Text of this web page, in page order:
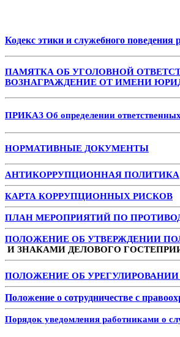
Кодекс этики и служебного поведения
ПАМЯТКА ОБ УГОЛОВНОЙ
ВОЗНАГРАЖДЕНИЕ ОТ ИМЕНИ
ПРИКАЗ Об определении
НОРМАТИВНЫЕ ДОКУМЕНТЫ
АНТИКОРРУПЦИОННАЯ ПОЛИТИКА
КАРТА КОРРУПЦИОННЫХ РИСКОВ
ПЛАН МЕРОПРИЯТИЙ ПО
ПОЛОЖЕНИЕ ОБ УТВЕРЖДЕНИИ
И ЗНАКАМИ ДЕЛОВОГО
ПОЛОЖЕНИЕ ОБ
Положение о сотрудничестве с
Порядок уведомления работниками о